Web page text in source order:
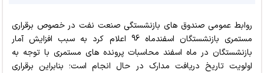
روابط عمومی صندوق های بازنشستگی صنعت نفت در خصوص برقراری
مستمری بازنشستگان اسفندماه 96 اعلام کرد به سبب افزایش آمار
بازنشستگان در ماه اسفند محاسبات پرونده های مستمری با توجه به
اولویت تاریخ دریافت مدارک در حال انجام است؛ بنابراین برقراری